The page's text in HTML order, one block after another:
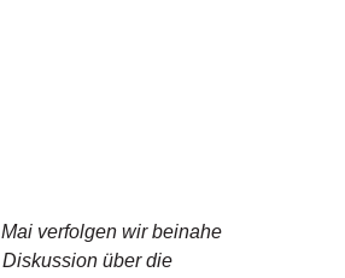
verfolgen wir beinahe
über die